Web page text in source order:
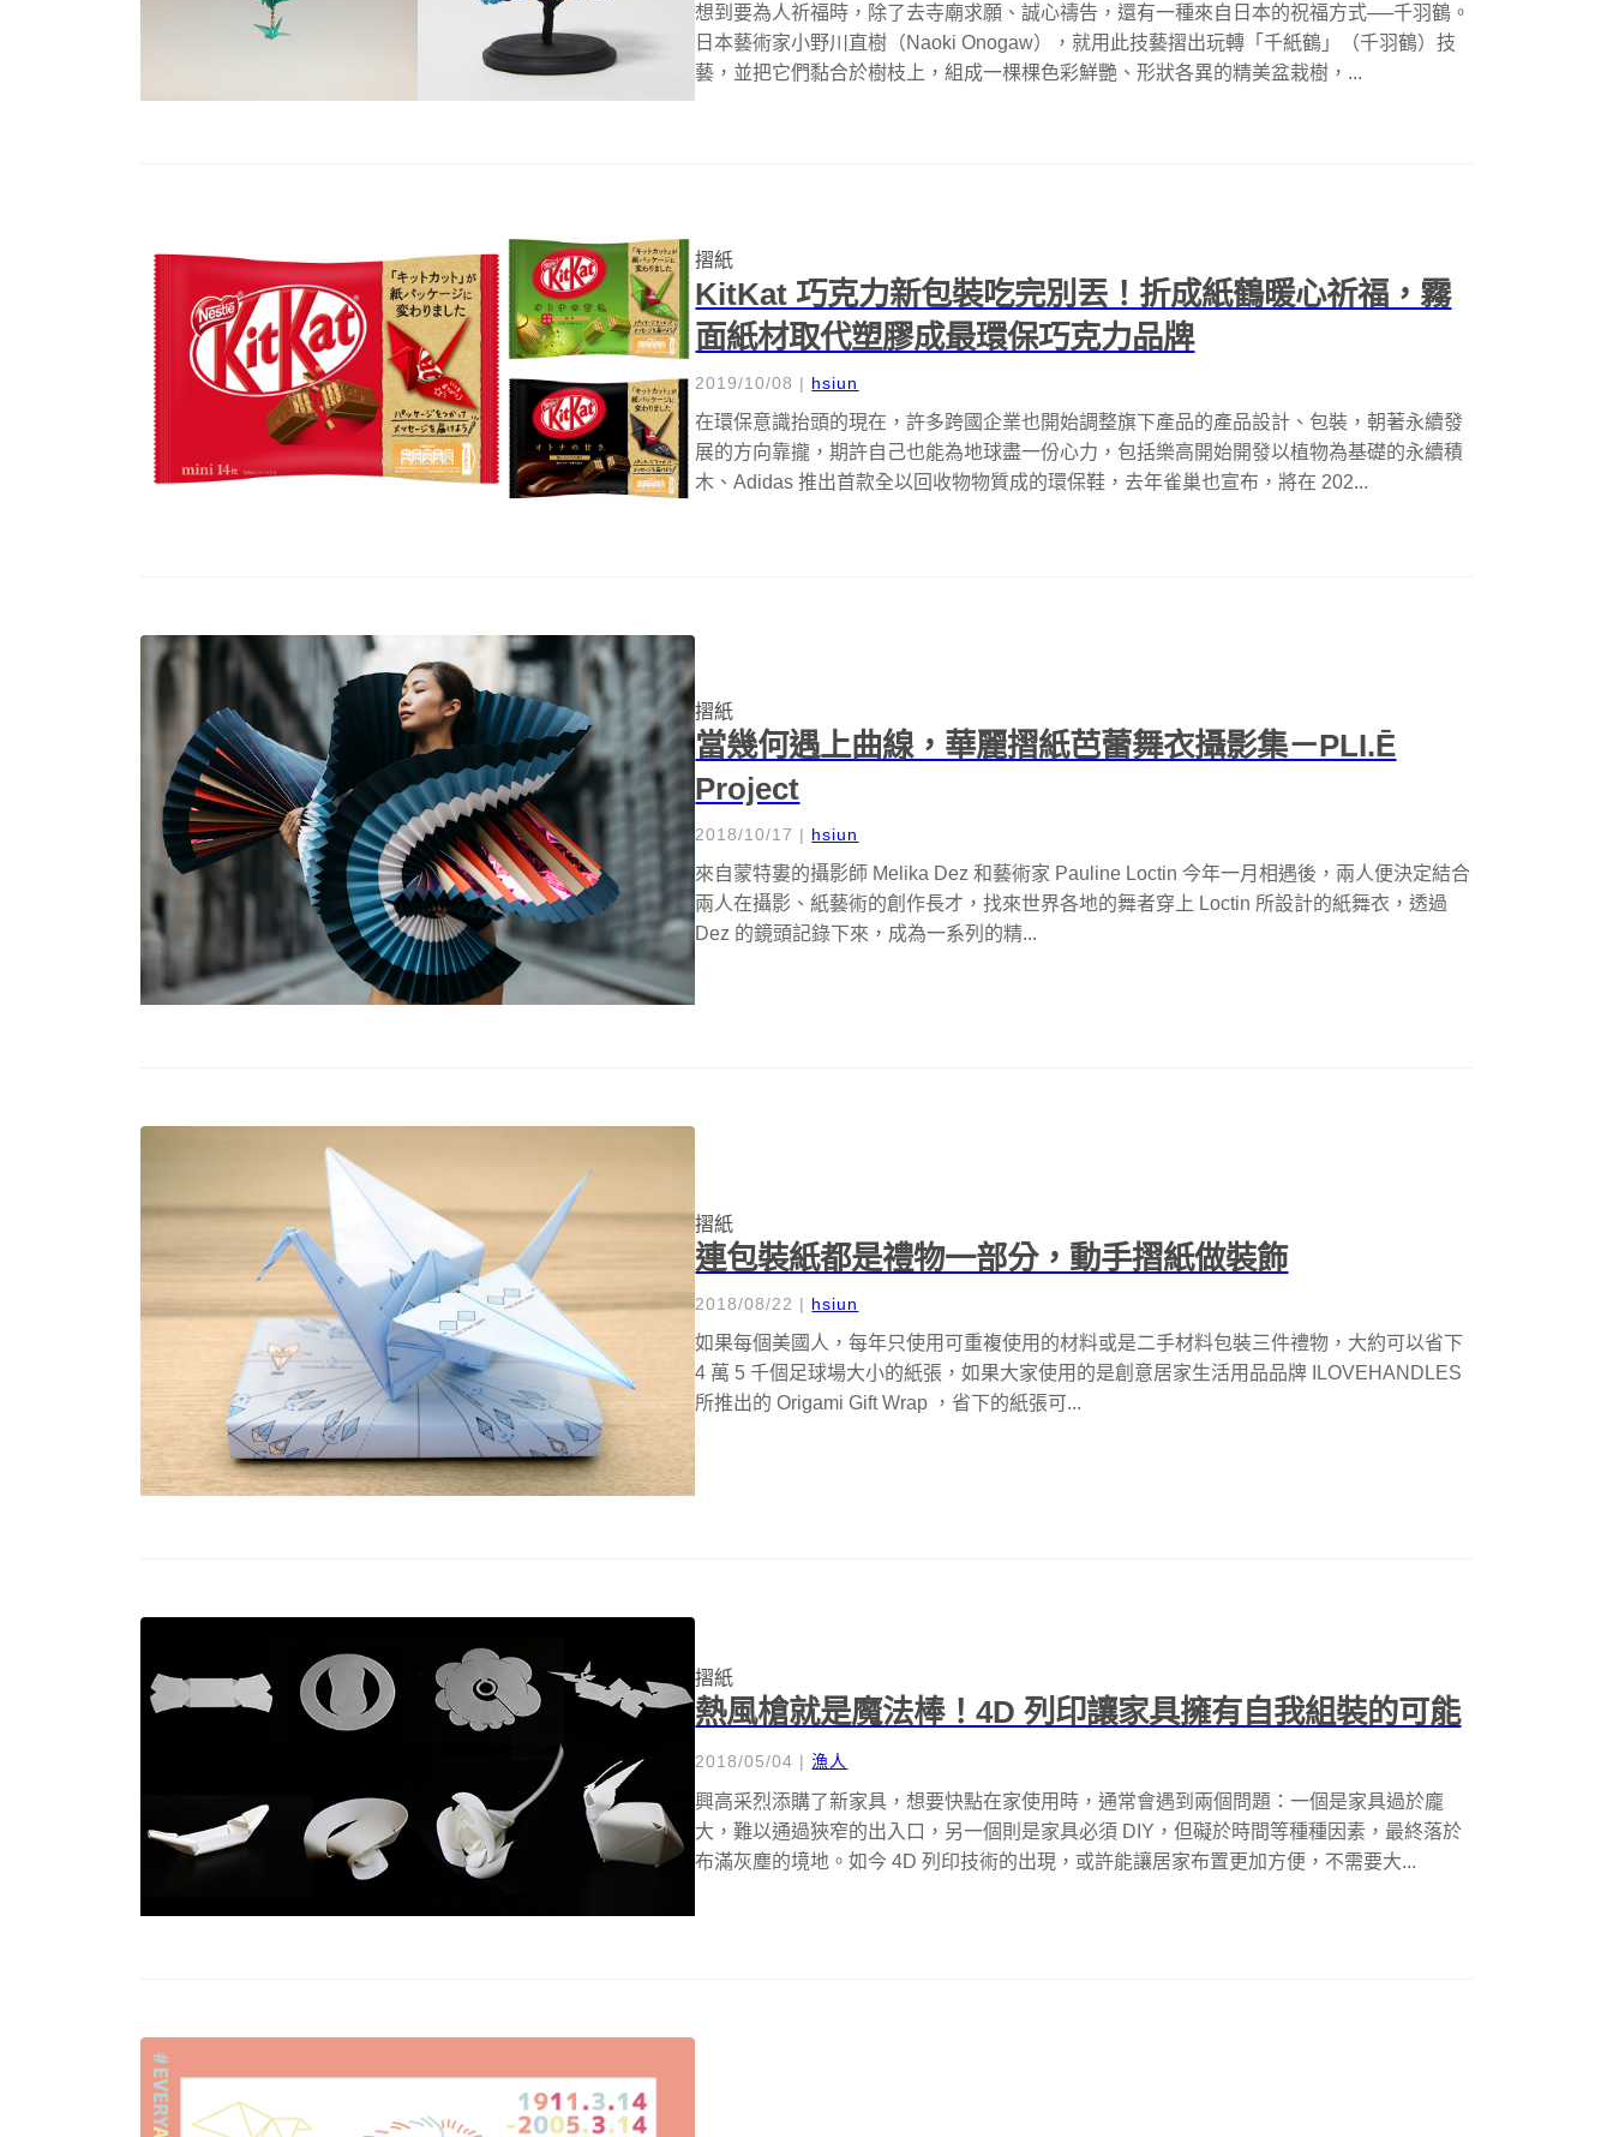
想到要為人祈福時，除了去寺廟求願、誠心禱告，還有一種來自日本的祝福方式──千羽鶴。
日本藝術家小野川直樹（Naoki Onogaw），就用此技藝摺出玩轉「千紙鶴」（千羽鶴）技
藝，並把它們黏合於樹枝上，組成一棵棵色彩鮮艷、形狀各異的精美盆栽樹，...
摺紙
KitKat 巧克力新包裝吃完別丟！折成紙鶴暖心祈福，霧
面紙材取代塑膠成最環保巧克力品牌
2019/10/08 | hsiun
在環保意識抬頭的現在，許多跨國企業也開始調整旗下產品的產品設計、包裝，朝著永續發
展的方向靠攏，期許自己也能為地球盡一份心力，包括樂高開始開發以植物為基礎的永續積
木、Adidas 推出首款全以回收物物質成的環保鞋，去年雀巢也宣布，將在 202...
摺紙
當幾何遇上曲線，華麗摺紙芭蕾舞衣攝影集－PLI.Ē
Project
2018/10/17 | hsiun
來自蒙特婁的攝影師 Melika Dez 和藝術家 Pauline Loctin 今年一月相遇後，兩人便決定結合
兩人在攝影、紙藝術的創作長才，找來世界各地的舞者穿上 Loctin 所設計的紙舞衣，透過
Dez 的鏡頭記錄下來，成為一系列的精...
摺紙
連包裝紙都是禮物一部分，動手摺紙做裝飾
2018/08/22 | hsiun
如果每個美國人，每年只使用可重複使用的材料或是二手材料包裝三件禮物，大約可以省下
4 萬 5 千個足球場大小的紙張，如果大家使用的是創意居家生活用品品牌 ILOVEHANDLES
所推出的 Origami Gift Wrap ，省下的紙張可...
摺紙
熱風槍就是魔法棒！4D 列印讓家具擁有自我組裝的可能
2018/05/04 |漁人
興高采烈添購了新家具，想要快點在家使用時，通常會遇到兩個問題：一個是家具過於龐
大，難以通過狹窄的出入口，另一個則是家具必須 DIY，但礙於時間等種種因素，最終落於
布滿灰塵的境地。如今 4D 列印技術的出現，或許能讓居家布置更加方便，不需要大...